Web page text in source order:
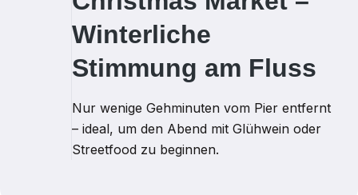
Winterliche
Stimmung am Fluss
Nur wenige Gehminuten vom Pier entfernt
– ideal, um den Abend mit Glühwein oder
Streetfood zu beginnen.